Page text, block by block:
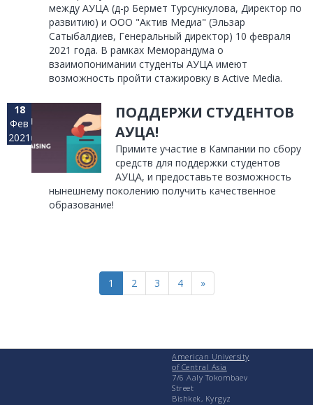
между АУЦА (д-р Бермет Турсункулова, Директор по
развитию) и ООО "Актив Медиа" (Эльзар
Сатыбалдиев, Генеральный директор) 10 февраля
2021 года. В рамках Меморандума о
взаимопонимании студенты АУЦА имеют
возможность пройти стажировку в Active Media.
18
Фев
2021
ПОДДЕРЖИ СТУДЕНТОВ
АУЦА!
Примите участие в Кампании по сбору
средств для поддержки студентов
АУЦА, и предоставьте возможность
нынешнему поколению получить качественное
образование!
1 2 3 4 »
American University
of Central Asia
7/6 Aaly Tokombaev
Street
Bishkek, Kyrgyz